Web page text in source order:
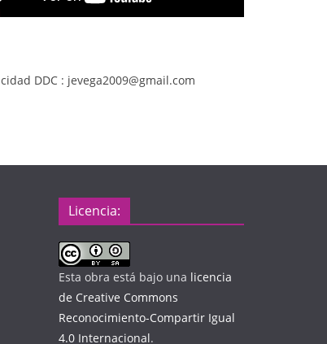
DDC : jevega2009@gmail.com
Licencia:
Esta obra está bajo una licencia
de Creative Commons
Reconocimiento-Compartir Igual
4.0 Internacional.